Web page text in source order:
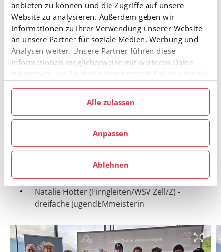
anbieten zu können und die Zugriffe auf unsere
Website zu analysieren. Außerdem geben wir
Informationen zu Ihrer Verwendung unserer Website
an unsere Partner für soziale Medien, Werbung und
Analysen weiter. Unsere Partner führen diese
Informationen möglicherweise mit weiteren Daten
Alle zulassen
Anpassen
Ablehnen
Tim Denner (Biathlon/HSV Hochfilzen)
-SILBERin der Staffel
Stephan Embacher (Sprunglauf/Kitzbüheler
SC) - GOLD im Einzel NH
Niki Humml (Sprunglauf/K.S.C.) -GOLDim
Eva-Maria Holzer (Nordische
Kombination/WSV Wörgl) -
Teamsprint
David Thür (Nordische Kombination/SV Ibk-
Teamsprint,
Team
Natalie Hotter (Firngleiten/WSV Zell/Z) -
dreifache JugendEMmeisterin